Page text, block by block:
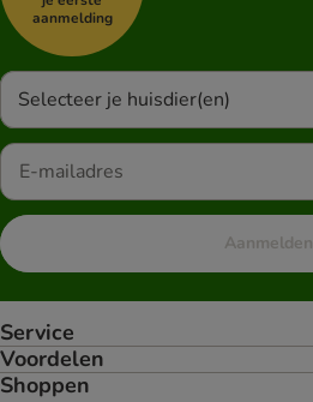
aanmelding
Selecteer je huisdier(en)
Aanmelden
Service
Voordelen
Shoppen